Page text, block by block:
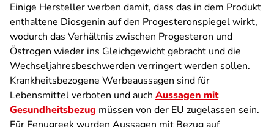
Einige Hersteller werben damit, dass das in dem Produkt
enthaltene Diosgenin auf den Progesteronspiegel wirkt,
wodurch das Verhältnis zwischen Progesteron und
Östrogen wieder ins Gleichgewicht gebracht und die
Wechseljahresbeschwerden verringert werden sollen.
Krankheitsbezogene Werbeaussagen sind für
Lebensmittel verboten und auch Aussagen mit
Gesundheitsbezug müssen von der EU zugelassen sein.